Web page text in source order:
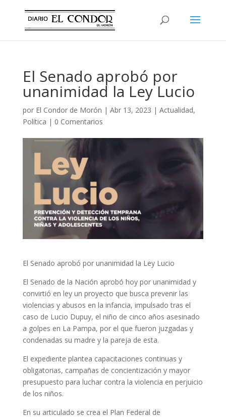
El Senado aprobó por
unanimidad la Ley Lucio
por El Condor de Morón | Abr 13, 2023 | Actualidad,
Política | 0 Comentarios
El Senado aprobó por unanimidad la Ley Lucio
El Senado de la Nación aprobó hoy por unanimidad y
convirtió en ley un proyecto que busca prevenir las
violencias y abusos en la infancia, impulsado tras el
caso de Lucio Dupuy, el niño de cinco años asesinado
a golpes en La Pampa, por el que fueron juzgadas y
condenadas su madre y la pareja de esta.
El expediente plantea capacitaciones continuas y
obligatorias, campañas de concientización y mayor
presupuesto para luchar contra la violencia en perjuicio
de los niños.
En su articulado se crea el Plan Federal de